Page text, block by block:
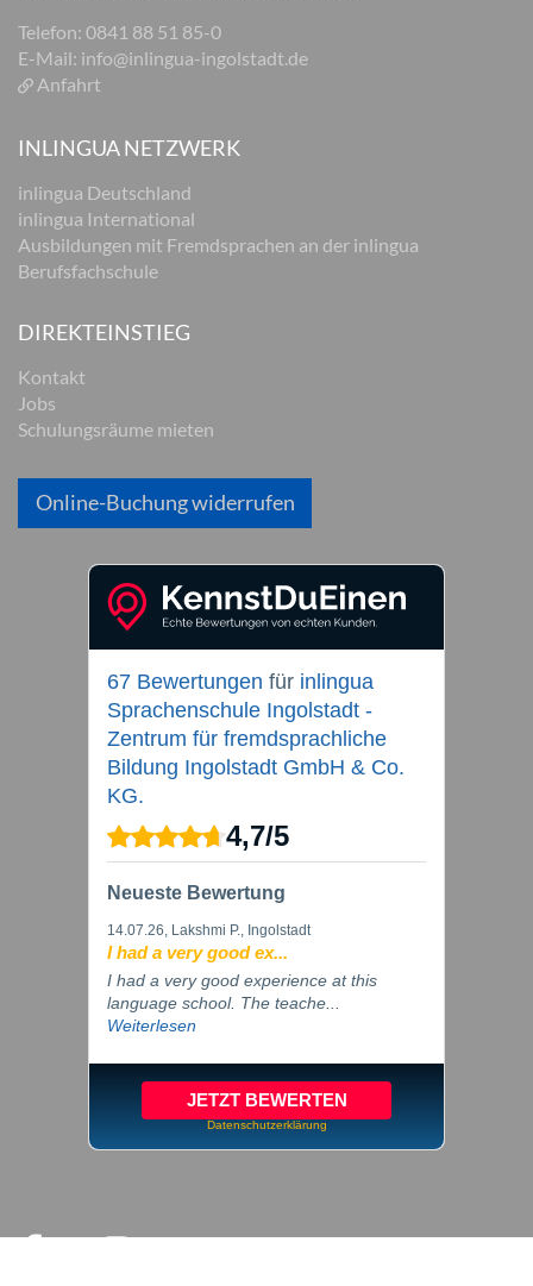
Telefon: 0841 88 51 85-0
E-Mail: info@inlingua-ingolstadt.de
Anfahrt
INLINGUA NETZWERK
inlingua Deutschland
inlingua International
Ausbildungen mit Fremdsprachen an der inlingua
Berufsfachschule
DIREKTEINSTIEG
Kontakt
Jobs
Schulungsräume mieten
Online-Buchung widerrufen
67 Bewertungen für inlingua
Sprachenschule Ingolstadt -
Zentrum für fremdsprachliche
Bildung Ingolstadt GmbH & Co.
KG.
4,7/5
Neueste Bewertung
14.07.26, Lakshmi P., Ingolstadt
I had a very good ex...
I had a very good experience at this
language school. The teache...
Weiterlesen
JETZT BEWERTEN
Datenschutzerklärung